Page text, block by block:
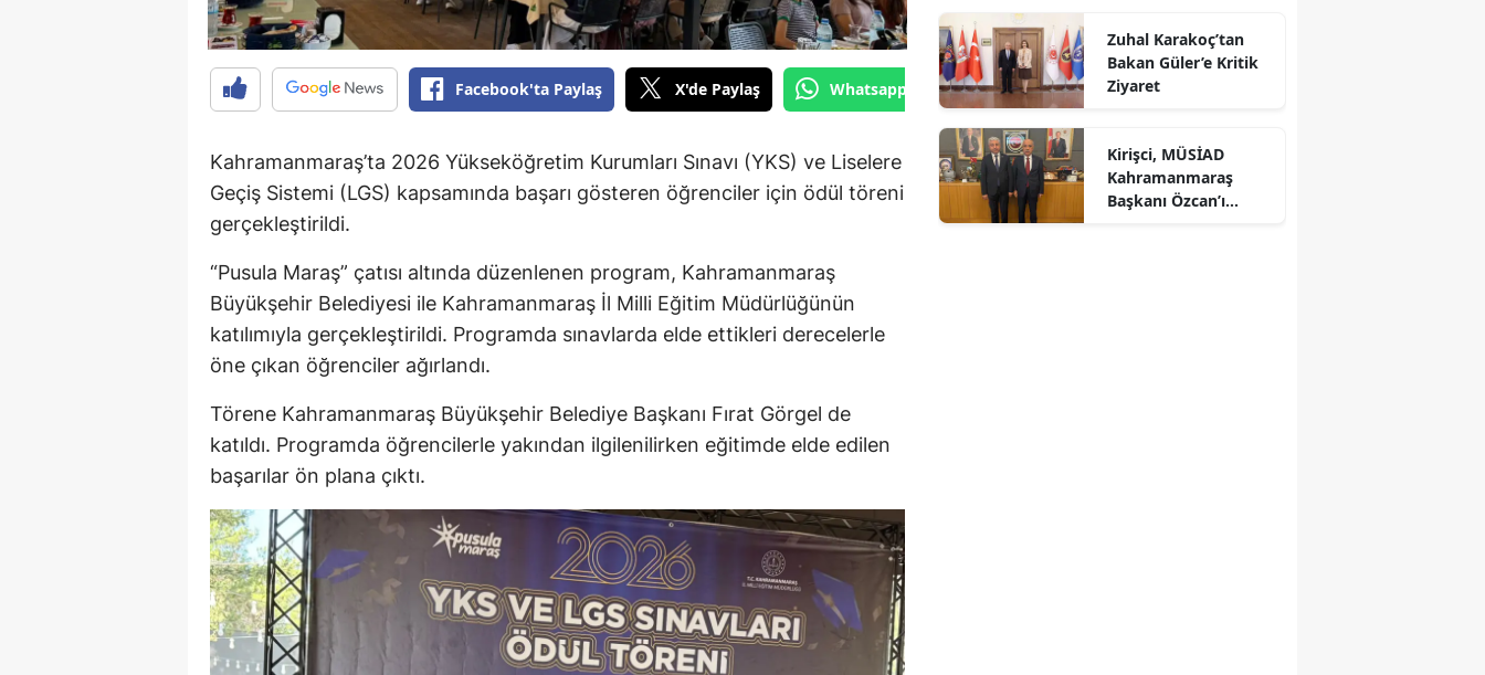
Facebook'ta Paylaş X'de Paylaş Whatsapp'tan Gönder
Kahramanmaraş’ta 2026 Yükseköğretim Kurumları Sınavı (YKS) ve Liselere
Geçiş Sistemi (LGS) kapsamında başarı gösteren öğrenciler için ödül töreni
gerçekleştirildi.
“Pusula Maraş” çatısı altında düzenlenen program, Kahramanmaraş
Büyükşehir Belediyesi ile Kahramanmaraş İl Milli Eğitim Müdürlüğünün
katılımıyla gerçekleştirildi. Programda sınavlarda elde ettikleri derecelerle
öne çıkan öğrenciler ağırlandı.
Törene Kahramanmaraş Büyükşehir Belediye Başkanı Fırat Görgel de
katıldı. Programda öğrencilerle yakından ilgilenilirken eğitimde elde edilen
başarılar ön plana çıktı.
Zuhal Karakoç’tan
Bakan Güler’e Kritik
Ziyaret
Kirişci, MÜSİAD
Kahramanmaraş
Başkanı Özcan’ı